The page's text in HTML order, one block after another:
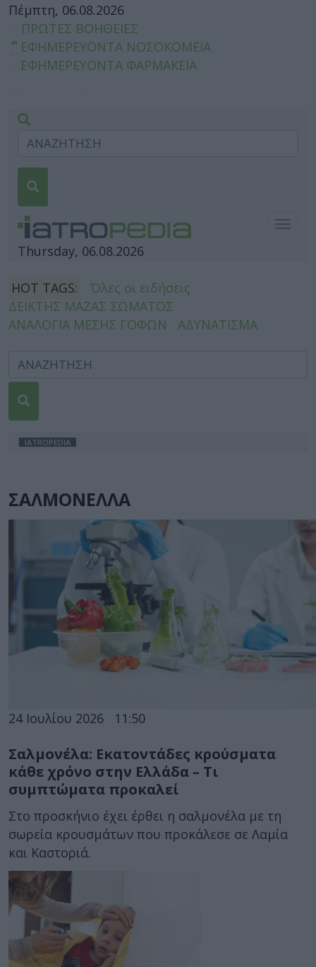
Πέμπτη, 06.08.2026
ΠΡΩΤΕΣ ΒΟΗΘΕΙΕΣ
ΕΦΗΜΕΡΕΥΟΝΤΑ ΝΟΣΟΚΟΜΕΙΑ
ΕΦΗΜΕΡΕΥΟΝΤΑ ΦΑΡΜΑΚΕΙΑ
Thursday, 06.08.2026
HOT TAGS:
Όλες οι ειδήσεις
ΔΕΙΚΤΗΣ ΜΑΖΑΣ ΣΩΜΑΤΟΣ
ΑΝΑΛΟΓΙΑ ΜΕΣΗΣ ΓΟΦΩΝ
ΑΔΥΝΑΤΙΣΜΑ
IATROPEDIA
ΣΑΛΜΟΝΕΛΛΑ
24 Ιουλίου 2026 11:50
Σαλμονέλα: Εκατοντάδες κρούσματα
κάθε χρόνο στην Ελλάδα – Τι
συμπτώματα προκαλεί
Στο προσκήνιο έχει έρθει η σαλμονέλα με τη
σωρεία κρουσμάτων που προκάλεσε σε Λαμία
και Καστοριά.